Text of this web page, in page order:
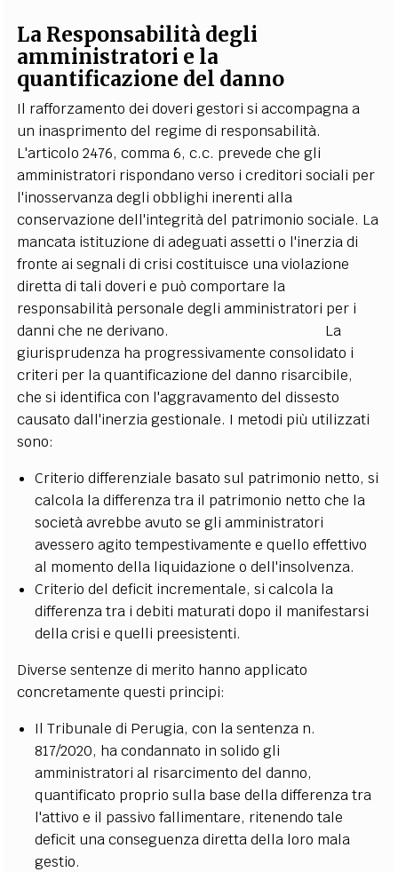
La Responsabilità degli
amministratori e la
quantificazione del danno
Il rafforzamento dei doveri gestori si accompagna a
un inasprimento del regime di responsabilità.
L'articolo 2476, comma 6, c.c. prevede che gli
amministratori rispondano verso i creditori sociali per
l'inosservanza degli obblighi inerenti alla
conservazione dell'integrità del patrimonio sociale. La
mancata istituzione di adeguati assetti o l'inerzia di
fronte ai segnali di crisi costituisce una violazione
diretta di tali doveri e può comportare la
responsabilità personale degli amministratori per i
danni che ne derivano. La
giurisprudenza ha progressivamente consolidato i
criteri per la quantificazione del danno risarcibile,
che si identifica con l'aggravamento del dissesto
causato dall'inerzia gestionale. I metodi più utilizzati
sono:
Criterio differenziale basato sul patrimonio netto, si
calcola la differenza tra il patrimonio netto che la
società avrebbe avuto se gli amministratori
avessero agito tempestivamente e quello effettivo
al momento della liquidazione o dell'insolvenza.
Criterio del deficit incrementale, si calcola la
differenza tra i debiti maturati dopo il manifestarsi
della crisi e quelli preesistenti.
Diverse sentenze di merito hanno applicato
concretamente questi principi:
Il Tribunale di Perugia, con la sentenza n.
817/2020, ha condannato in solido gli
amministratori al risarcimento del danno,
quantificato proprio sulla base della differenza tra
l'attivo e il passivo fallimentare, ritenendo tale
deficit una conseguenza diretta della loro mala
gestio.